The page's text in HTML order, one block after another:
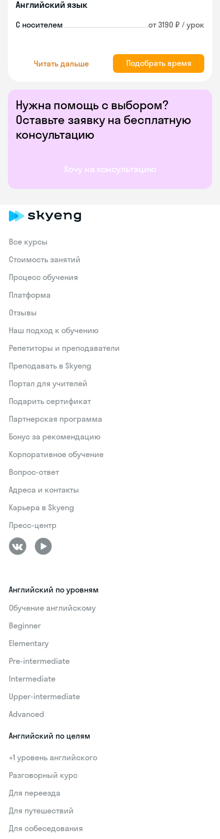
Нужна помощь с выбором?
Оставьте заявку на бесплатную
консультацию
Хочу на консультацию
Английский язык
С носителем от 3190 ₽ / урок
Читать дальше Подобрать время
Все курсы
Стоимость занятий
Процесс обучения
Платформа
Отзывы
Наш подход к обучению
Репетиторы и преподаватели
Преподавать в Skyeng
Портал для учителей
Подарить сертификат
Партнерская программа
Бонус за рекомендацию
Корпоративное обучение
Вопрос-ответ
Адреса и контакты
Карьера в Skyeng
Пресс-центр
Английский по уровням
Обучение английскому
Beginner
Elementary
Pre-intermediate
Intermediate
Upper-intermediate
Advanced
Английский по целям
+1 уровень английского
Разговорный курс
Для переезда
Для путешествий
Для собеседования